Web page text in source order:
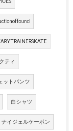
ティ
ットパンツ
白シャツ
ナイジェルケーボン